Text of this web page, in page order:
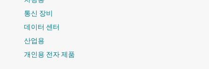
통신 장비
데이터 센터
산업용
개인용 전자 제품